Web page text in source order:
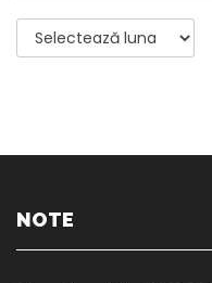
Archiva
NOTE